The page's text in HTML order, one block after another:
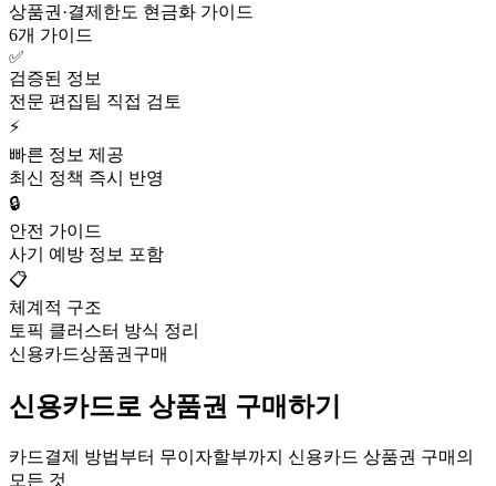
상품권·결제한도 현금화 가이드
6개 가이드
✅
검증된 정보
전문 편집팀 직접 검토
⚡
빠른 정보 제공
최신 정책 즉시 반영
🔒
안전 가이드
사기 예방 정보 포함
📋
체계적 구조
토픽 클러스터 방식 정리
신용카드상품권구매
신용카드로 상품권 구매하기
카드결제 방법부터 무이자할부까지 신용카드 상품권 구매의
모든 것